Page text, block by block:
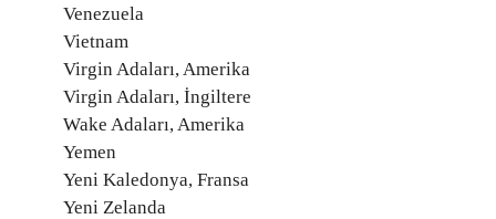
Venezuela
Vietnam
Virgin Adaları, Amerika
Virgin Adaları, İngiltere
Wake Adaları, Amerika
Yemen
Yeni Kaledonya, Fransa
Yeni Zelanda